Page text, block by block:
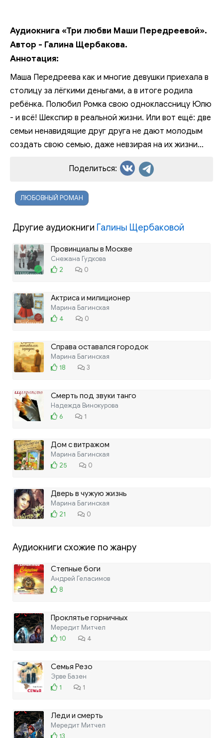
Аудиокнига «Три любви Маши Передреевой».
Автор - Галина Щербакова.
Аннотация:
Маша Передреева как и многие девушки приехала в
столицу за лёгкими деньгами, а в итоге родила
ребёнка. Полюбил Ромка свою одноклассницу Юлю
- и всё! Шекспир в реальной жизни. Или вот ещё: две
семьи ненавидящие друг друга не дают молодым
создать свою семью, даже невзирая на их жизни...
Поделиться:
ЛЮБОВНЫЙ РОМАН
Другие аудиокниги Галины Щербаковой
Провинциалы в Москве
Снежана Гудкова
2
0
Актриса и милиционер
Марина Багинская
4
0
Справа оставался городок
Марина Багинская
18
3
Смерть под звуки танго
Надежда Винокурова
6
1
Дом с витражом
Марина Багинская
25
0
Дверь в чужую жизнь
Марина Багинская
21
0
Аудиокниги схожие по жанру
Степные боги
Андрей Геласимов
8
Проклятье горничных
Мередит Митчел
10
4
Семья Резо
Эрве Базен
1
1
Леди и смерть
Мередит Митчел
13